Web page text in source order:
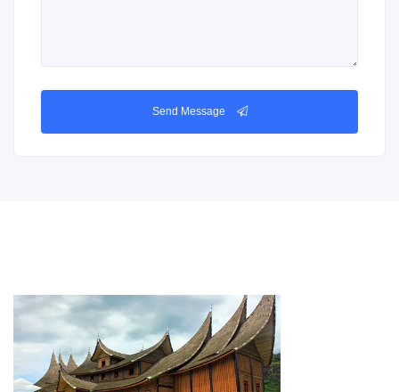
Send Message